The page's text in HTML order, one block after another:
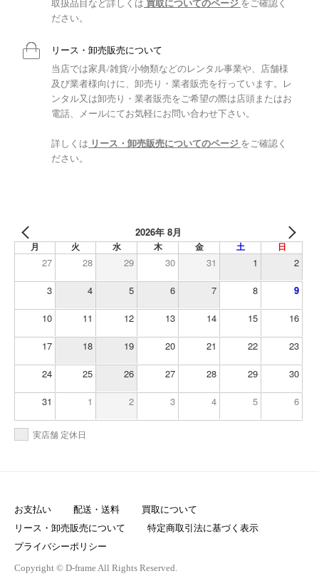
取扱品目など詳しくは 買取についてのページ をご確認く
ださい。
リース・卸売販売について
当店では家具/雑貨/小物類などのレンタル事業や、店舗様
及び業者様向けに、卸売り・業者販売を行っています。レ
ンタル又は卸売り・業者販売をご希望の際は店頭またはお
電話、メールにてお気軽にお問い合わせ下さい。
詳しくは リース・卸売販売についてのページ をご確認く
ださい。
2026年 8月
月 火 水 木 金 土 日
27 28 29 30 31 1 2
3 4 5 6 7 8 9
10 11 12 13 14 15 16
17 18 19 20 21 22 23
24 25 26 27 28 29 30
31 1 2 3 4 5 6
実店舗 定休日
お支払い 配送・送料
買取について
リース・卸売販売について
特定商取引法に基づく表示
プライバシーポリシー
Copyright © D-frame All Rights Reserved.